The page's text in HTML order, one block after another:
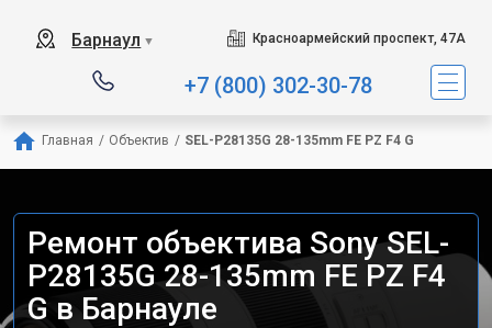
Барнаул ▼ Красноармейский проспект, 47А
+7 (800) 302-30-78
Главная / Объектив / SEL-P28135G 28-135mm FE PZ F4 G
Ремонт объектива Sony SEL-
P28135G 28-135mm FE PZ F4
G в Барнауле